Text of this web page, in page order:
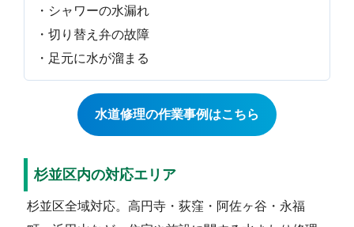
・シャワーの水漏れ
・切り替え弁の故障
・足元に水が溜まる
水道修理の作業事例はこちら
杉並区内の対応エリア
杉並区全域対応。高円寺・荻窪・阿佐ヶ谷・永福